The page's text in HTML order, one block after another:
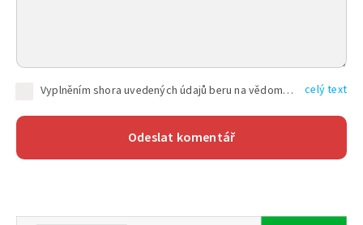
Vyplněním shora uvedených údajů beru na vědomí, že společnost TEXT FACTORY s.r.o., sídlem Brno, Durďákova 336/29, Černá Pole, PSČ: 613 00, IČ: 06157831, zapsané u Krajského soudu v Brně, oddíl C, vložka 100399, bude zpracovávat mé osobní údaje uvedené v rámci mnou vyplněného registračního formuláře na základě oprávněných zájmů TEXT FACTORY s.r.o. dle čl. 6 odst. 1 písm. f) GDPR a pro splnění právních povinností (čl. 6 odst. 1 písm. c) GDPR), a to pro tyto účely: nezbytnost zajistit oprávnění návštěvníka webových stránek provozovaných společností TEXT FACTORY s.r.o. přispívat aktivně ke zveřejněným článkům nebo v rámci diskusních fór a výkon práv TEXT FACTORY s.r.o. jako administrátora těchto diskusních fór. Více informací o zpracování osobních údajů a právech lze nalézt v celý text